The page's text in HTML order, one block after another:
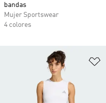
bandas
Mujer Sportswear
4 colores